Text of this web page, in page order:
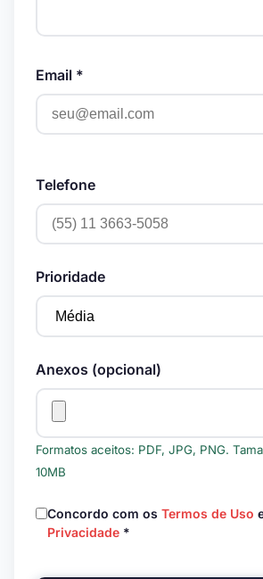
Email *
Telefone
Prioridade
Anexos (opcional)
Formatos aceitos: PDF, JPG, PNG.
10MB
Concordo com os Termos de Uso
Privacidade *